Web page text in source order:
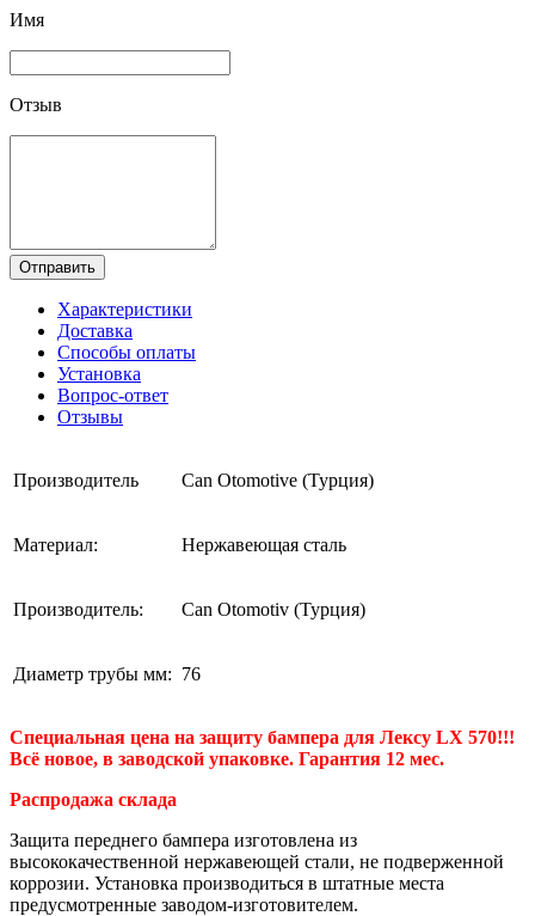
Имя
Отзыв
Отправить
Характеристики
Доставка
Способы оплаты
Установка
Вопрос-ответ
Отзывы
Производитель Can Otomotive (Турция)
Материал: Нержавеющая сталь
Производитель: Can Otomotiv (Турция)
Диаметр трубы мм: 76
Специальная цена на защиту бампера для Лексу LX 570!!!
Всё новое, в заводской упаковке. Гарантия 12 мес.
Распродажа склада
Защита переднего бампера изготовлена из
высококачественной нержавеющей стали, не подверженной
коррозии. Установка производиться в штатные места
предусмотренные заводом-изготовителем.